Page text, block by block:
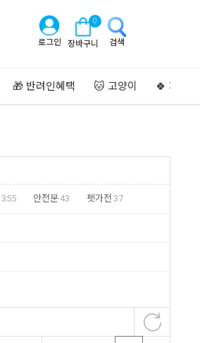
로그인 장바구니
0
검색
🎁 반려인혜택 🐱 고양이 🍀 페이
355 안전문 43 펫가전 37